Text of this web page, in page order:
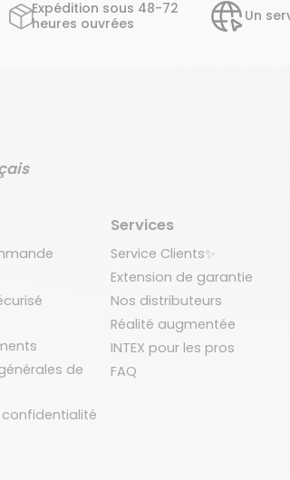
Expédition sous 48-72
heures ouvrées
Un
de
confidentialité
Services
Service Clients✨
Extension de garantie
Nos distributeurs
Réalité augmentée
INTEX pour les pros
FAQ